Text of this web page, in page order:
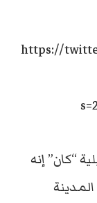
https://
“كان” إنه